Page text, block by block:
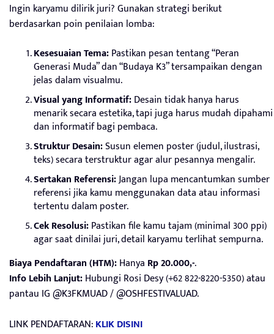
Ingin karyamu dilirik juri? Gunakan strategi berikut
berdasarkan poin penilaian lomba:
Kesesuaian Tema:Pastikan pesan tentang “Peran
Generasi Muda” dan “Budaya K3” tersampaikan dengan
jelas dalam visualmu.
Visual yang Informatif:Desain tidak hanya harus
menarik secara estetika, tapi juga harus mudah dipahami
dan informatif bagi pembaca.
Struktur Desain:Susun elemen poster (judul, ilustrasi,
teks) secara terstruktur agar alur pesannya mengalir.
Sertakan Referensi:Jangan lupa mencantumkan sumber
referensi jika kamu menggunakan data atau informasi
tertentu dalam poster.
Cek Resolusi:Pastikan file kamu tajam (minimal 300 ppi)
agar saat dinilai juri, detail karyamu terlihat sempurna.
Biaya Pendaftaran (HTM):Hanya Rp 20.000,-.
Info Lebih Lanjut:Hubungi Rosi Desy (+62 822-8220-5350) atau
pantau IG @K3FKMUAD / @OSHFESTIVALUAD.
LINK PENDAFTARAN:KLIK DISINI